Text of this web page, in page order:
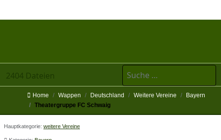
2404 Dateien
Suchen
Home Wappen Deutschland Weitere Vereine
Bayern
Theatergruppe FC Schwaig
Hauptkategorie: weitere Vereine